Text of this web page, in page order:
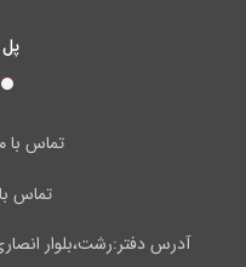
تماس با
تماس
آدرس دفتر:رشت،بلوار